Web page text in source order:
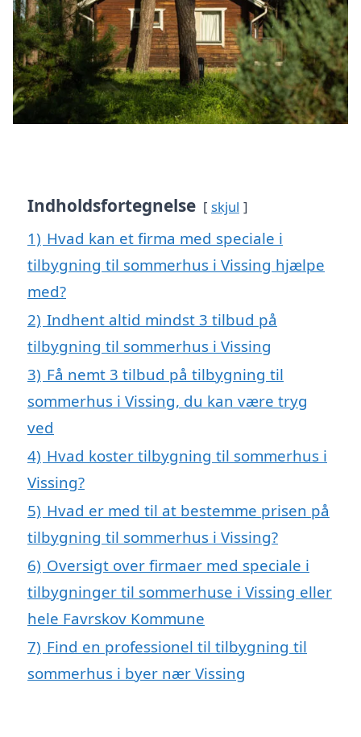
Indholdsfortegnelse skjul
1) Hvad kan et firma med speciale i
tilbygning til sommerhus i Vissing hjælpe
med?
2) Indhent altid mindst 3 tilbud på
tilbygning til sommerhus i Vissing
3) Få nemt 3 tilbud på tilbygning til
sommerhus i Vissing, du kan være tryg
ved
4) Hvad koster tilbygning til sommerhus i
Vissing?
5) Hvad er med til at bestemme prisen på
tilbygning til sommerhus i Vissing?
6) Oversigt over firmaer med speciale i
tilbygninger til sommerhuse i Vissing eller
hele Favrskov Kommune
7) Find en professionel til tilbygning til
sommerhus i byer nær Vissing